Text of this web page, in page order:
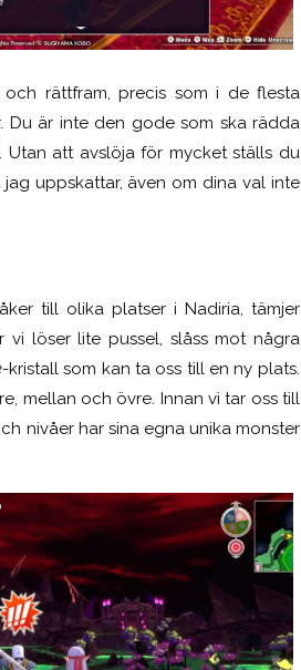
rättfram, precis som i de flesta
Du är inte den gode som ska rädda
Utan att avslöja för mycket ställs du
uppskattar, även om dina val inte
till olika platser i Nadiria, tämjer
vi löser lite pussel, slåss motnågra
-kristall som kan ta oss till en ny plats.
mellan och övre. Innan vi tar oss till
nivåer har sina egna unika monster